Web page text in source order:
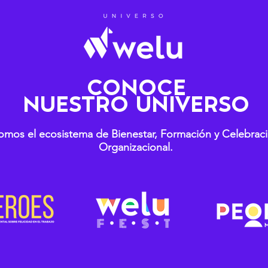
CONOCE
NUESTRO UNIVERSO
el ecosistema de Bienestar, Formación y
Organizacional.